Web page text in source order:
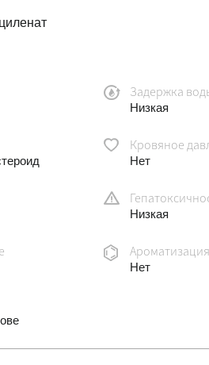
Задержка
Низкая
Кровяное
Нет
Низкая
Ароматизация
Нет